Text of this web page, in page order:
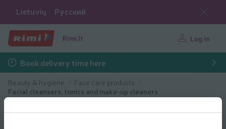
Lietuvių Русский
Rimi.lt Log in
Book delivery time here
Beauty & hygiene
Face care products
Facial cleansers, tonics and make-up cleaners